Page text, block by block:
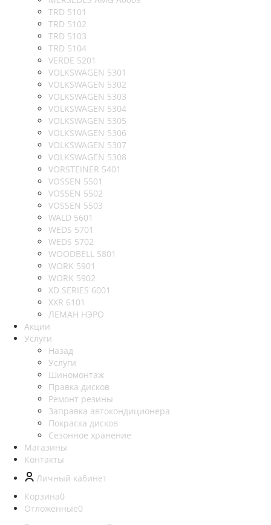
TRD 5101
TRD 5102
TRD 5103
TRD 5104
VERDE 5201
VOLKSWAGEN 5301
VOLKSWAGEN 5302
VOLKSWAGEN 5303
VOLKSWAGEN 5304
VOLKSWAGEN 5305
VOLKSWAGEN 5306
VOLKSWAGEN 5307
VOLKSWAGEN 5308
VORSTEINER 5401
VOSSEN 5501
VOSSEN 5502
VOSSEN 5503
WALD 5601
WEDS 5701
WEDS 5702
WOODBELL 5801
WORK 5901
WORK 5902
XD SERIES 6001
XXR 6101
ЛЕМАН НЭРО
Акции
Услуги
Назад
Услуги
Шиномонтаж
Правка дисков
Ремонт резины
Заправка автокондиционера
Покраска дисков
Сезонное хранение
Магазины
Контакты
Личный кабинет
Корзина0
Отложенные0